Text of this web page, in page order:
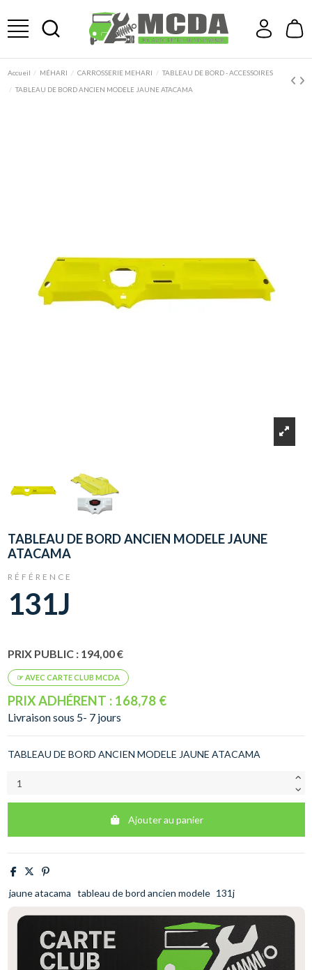
Accueil MÉHARI CARROSSERIE MEHARI
TABLEAU DE BORD - ACCESSOIRES
TABLEAU DE BORD ANCIEN MODELE JAUNE ATACAMA
TABLEAU DE BORD ANCIEN MODELE JAUNE
ATACAMA
RÉFÉRENCE
131J
PRIX PUBLIC : 194,00 €
PRIX ADHÉRENT : 168,78 €
Livraison sous 5- 7 jours
TABLEAU DE BORD ANCIEN MODELE JAUNE ATACAMA
Ajouter au panier
jaune atacama tableau de bord ancien modele 131j